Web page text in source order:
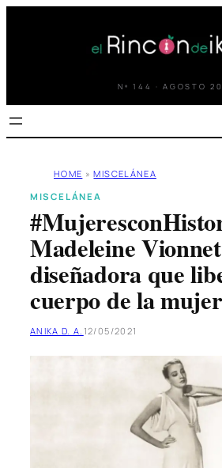
Nº 144 · AGOSTO
HOME » MISCELÁNEA
MISCELÁNEA
Madeleine
diseñadora que
cuerpo de la mujer
ANIKA D. A. 12/05/2021